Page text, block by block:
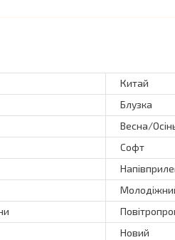
Китай
Блузка
Весна/
Софт
Новий